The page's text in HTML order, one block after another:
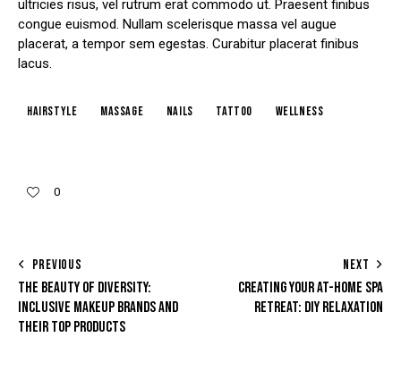
ultricies risus, vel rutrum erat commodo ut. Praesent finibus
congue euismod. Nullam scelerisque massa vel augue
placerat, a tempor sem egestas. Curabitur placerat finibus
lacus.
hairstyle massage nails tattoo wellness
0
PREVIOUS
THE BEAUTY OF DIVERSITY:
INCLUSIVE MAKEUP BRANDS AND
THEIR TOP PRODUCTS
NEXT
CREATING YOUR AT-HOME SPA
RETREAT: DIY RELAXATION